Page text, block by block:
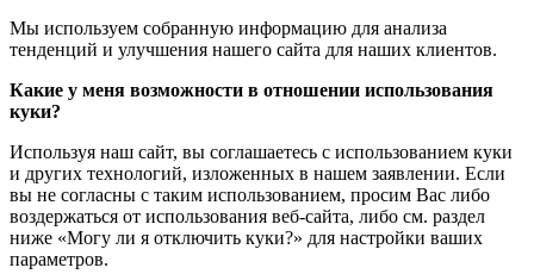
Мы используем собранную информацию для анализа
тенденций и улучшения нашего сайта для наших клиентов.
Какие у меня возможности в отношении использования
куки?
Используя наш сайт, вы соглашаетесь с использованием куки
и других технологий, изложенных в нашем заявлении. Если
вы не согласны с таким использованием, просим Вас либо
воздержаться от использования веб-сайта, либо см. раздел
ниже «Могу ли я отключить куки?» для настройки ваших
параметров.